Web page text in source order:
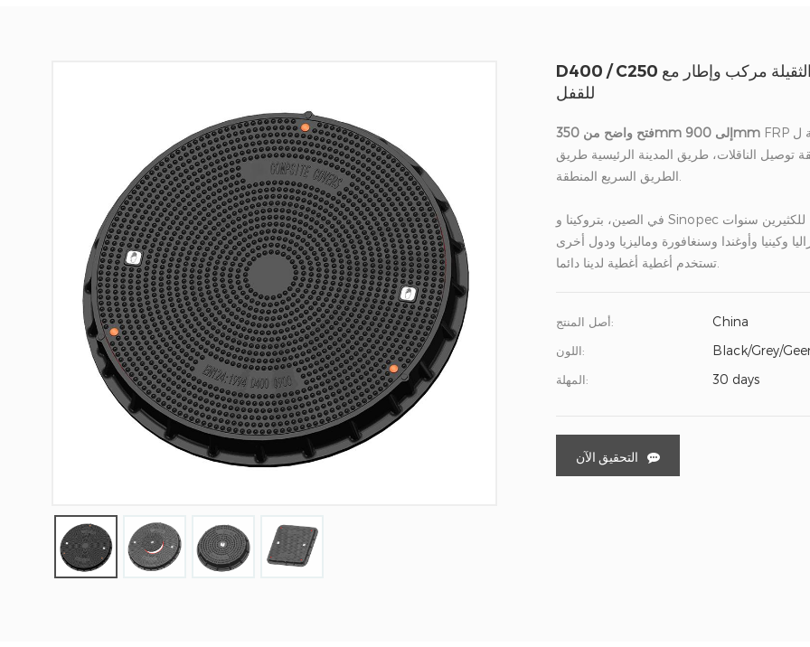
D400 / C250 الغطاء الفتحة الثقيلة مركب وإطار مع OR بدون فتحة التفتيش، مختومة، قابلة
للقفل
فتح واضح من 350mm إلى 900mm FRP غلاف فتحة ل البنزين محطة. يغطي فتحة المهين الثقيلة مناسبة ل
توصيل الناقلات، طريق المدينة الرئيسية طريق
الطريق السريع المنطقة.
وكينيا وأوغندا وسنغافورة وماليزيا ودول أخرى
تستخدم أغطية أغطية لدينا دائما.
أصل المنتج: China
اللون: Black/Grey/
المهلة: 30 days
التحقيق الآن